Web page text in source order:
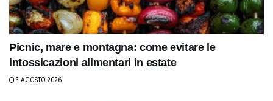
Picnic, mare e montagna: come evitare le
intossicazioni alimentari in estate
3 AGOSTO 2026